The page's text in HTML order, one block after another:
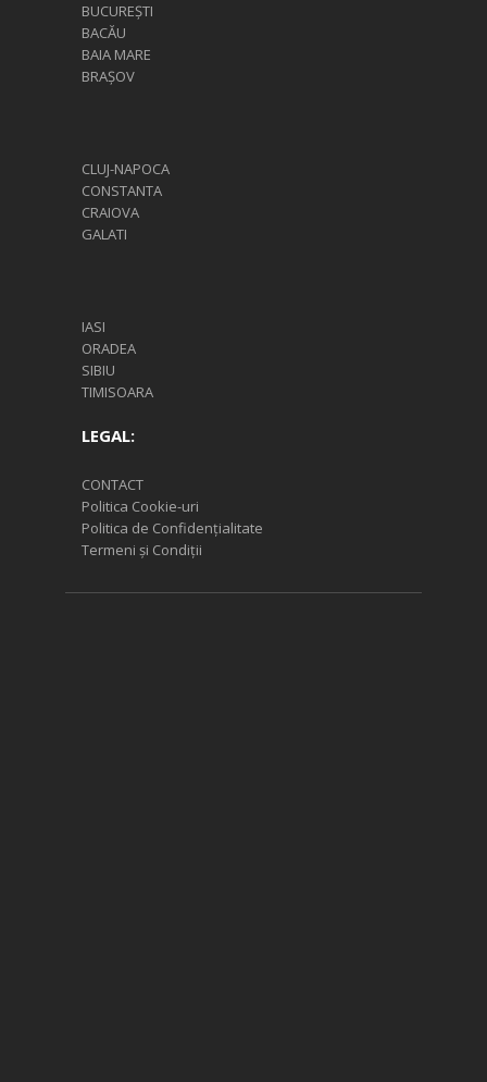
BUCUREȘTI
BACĂU
BAIA MARE
BRAȘOV
CLUJ-NAPOCA
CONSTANTA
CRAIOVA
GALATI
IASI
ORADEA
SIBIU
TIMISOARA
LEGAL:
CONTACT
Politica Cookie-uri
Politica de Confidențialitate
Termeni și Condiții